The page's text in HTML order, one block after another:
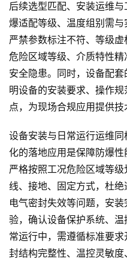
后续选型匹配、安装运维
爆适配等级、温度组别需与
严禁参数标注不符、等级
危险区域等级、介质特性
安全隐患。同时，设备配
明设备的安装要求、操作
点，为现场合规应用提供技
设备安装与日常运行运维
化的落地应用是保障防爆
严格按照工况危险区域等
线、接地、固定方式，杜绝
电气密封失效等问题，安
验，确认设备保护系统、
常运行中，需遵循标准要
封结构完整性、温控灵敏